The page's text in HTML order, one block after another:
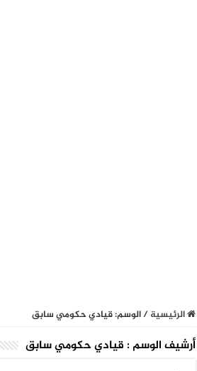
الرئيسية/الوسم:قيادي حكومي سابق
أرشيف الوسم : قيادي حكومي سابق